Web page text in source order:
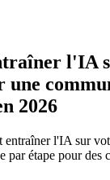
l'IA
une
2026
entraîner l'IA sur
par étape pour des